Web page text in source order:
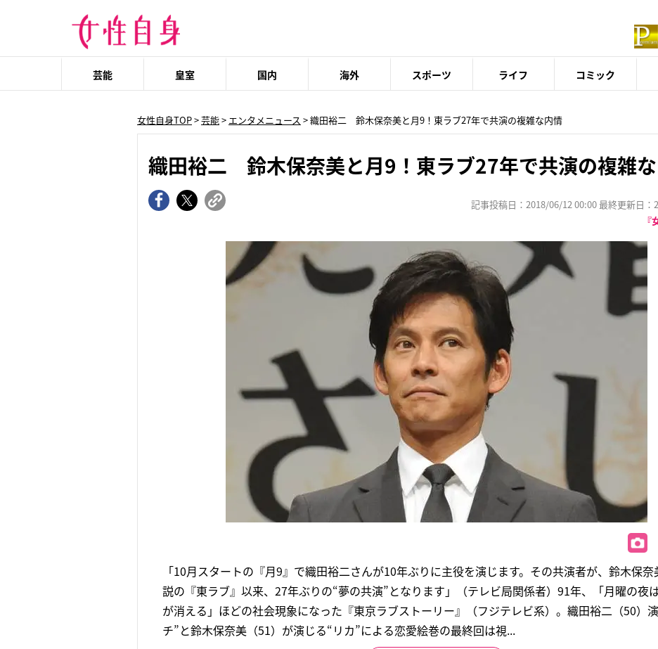
芸能 皇室 国内 海外 スポーツ ライフ コミック
女性自身TOP>芸能> エンタメニュース > 織田裕二 鈴木保奈美と月9！東ラブ27年で共演の複雑な内情
織田裕二 鈴木保奈美と月9！東ラブ27年で共演の複雑
記事投稿日：2018/06/12 00:00 最終更新日：
「10月スタートの『月9』で織田裕二さんが10年ぶりに主役を演じます。その共演者が、鈴木保
説の『東ラブ』以来、27年ぶりの“夢の共演”となります」（テレビ局関係者）91年、「月曜の夜
が消える」ほどの社会現象になった『東京ラブストーリー』（フジテレビ系）。織田裕二（50）
チ”と鈴木保奈美（51）が演じる“リカ”による恋愛絵巻の最終回は視...